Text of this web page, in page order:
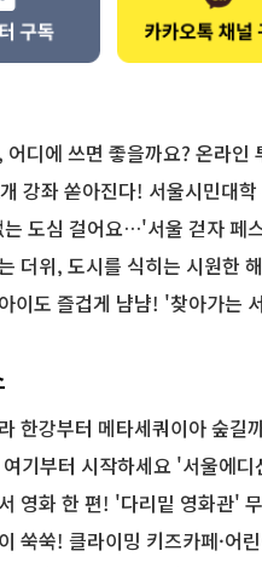
어디에 쓰면 좋을까요? 온라인
강좌 쏟아진다! 서울시민대
심 걸어요…'서울 걷자 페스티벌' 선
더위, 도시를 식히는 시원한
즐겁게 냠냠! '찾아가는 서울시 식
강부터 메타세쿼이아 숲길까지…서울
기부터 시작하세요 '서울에
영화 한 편! '다리밑 영화관'
쑥쑥! 클라이밍 키즈카페·어